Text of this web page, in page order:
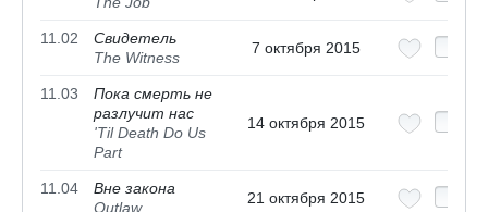
11.02
Свидетель
The Witness
7 октября 2015
11.03
Пока смерть не
разлучит нас
'Til Death Do Us
Part
14 октября 2015
11.04
Вне закона
Outlaw
21 октября 2015